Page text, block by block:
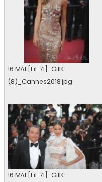
16 MAI [FiF 71]-GillK
(8)_Cannes2018.jpg
16 MAI [FiF 71]-GillK